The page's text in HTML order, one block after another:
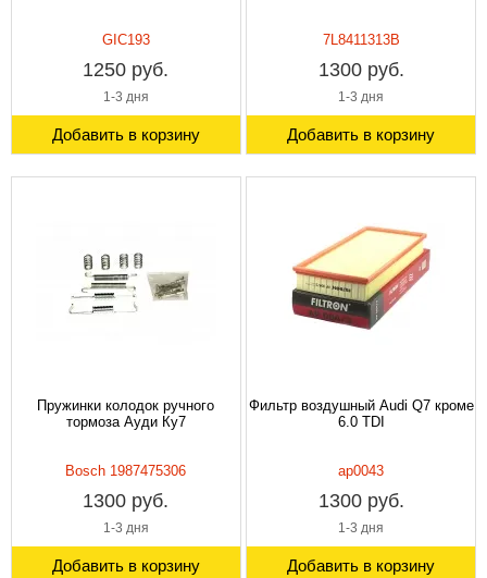
GIC193
1250 руб.
1-3 дня
Добавить в корзину
7L8411313B
1300 руб.
1-3 дня
Добавить в корзину
Пружинки колодок ручного
тормоза Ауди Ку7
Bosch 1987475306
1300 руб.
1-3 дня
Добавить в корзину
Фильтр воздушный Audi Q7 кроме
6.0 TDI
ap0043
1300 руб.
1-3 дня
Добавить в корзину